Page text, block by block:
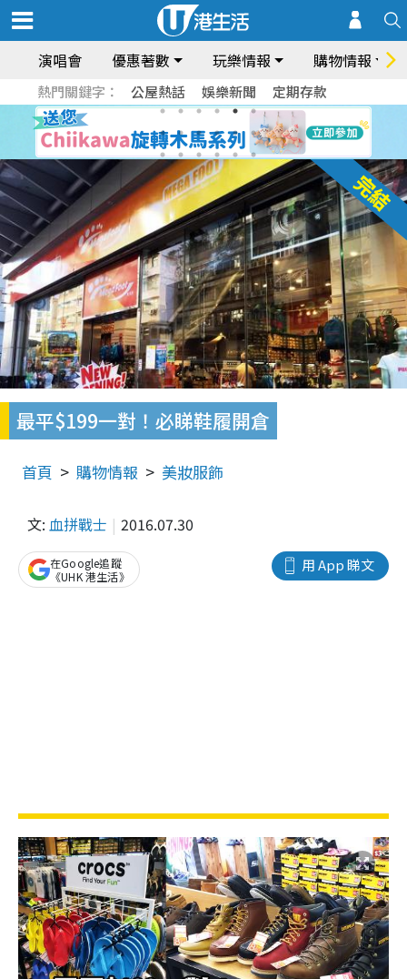
演唱會 優惠著數 玩樂情報 購物情報
熱門關鍵字： 公屋熱話 娛樂新聞 定期存款
最平$199一對！必睇鞋履開倉
首頁 購物情報 美妝服飾
文: 血拼戰士 2016.07.30
用 App 睇文
在Google追蹤
《UHK 港生活》